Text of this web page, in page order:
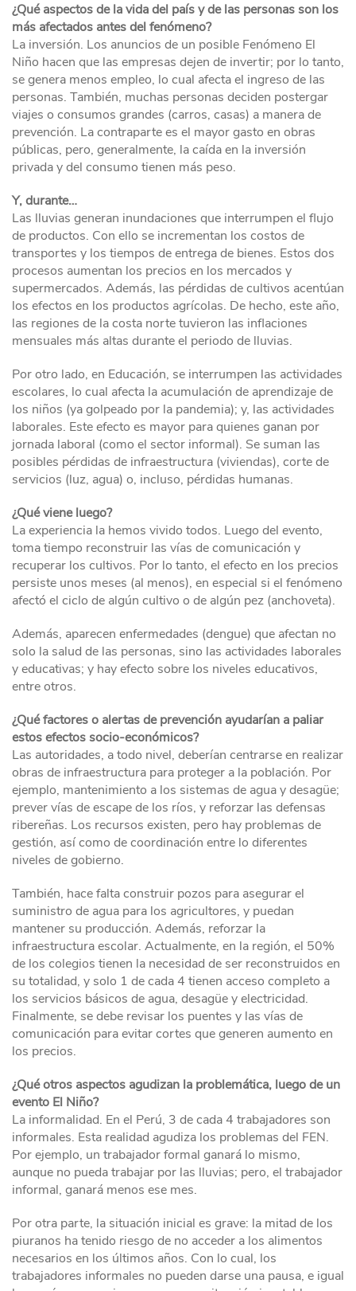
¿Qué aspectos de la vida del país y de las personas son los
más afectados antes del fenómeno?
La inversión. Los anuncios de un posible Fenómeno El
Niño hacen que las empresas dejen de invertir; por lo tanto,
se genera menos empleo, lo cual afecta el ingreso de las
personas. También, muchas personas deciden postergar
viajes o consumos grandes (carros, casas) a manera de
prevención. La contraparte es el mayor gasto en obras
públicas, pero, generalmente, la caída en la inversión
privada y del consumo tienen más peso.
Y, durante…
Las lluvias generan inundaciones que interrumpen el flujo
de productos. Con ello se incrementan los costos de
transportes y los tiempos de entrega de bienes. Estos dos
procesos aumentan los precios en los mercados y
supermercados. Además, las pérdidas de cultivos acentúan
los efectos en los productos agrícolas. De hecho, este año,
las regiones de la costa norte tuvieron las inflaciones
mensuales más altas durante el periodo de lluvias.
Por otro lado, en Educación, se interrumpen las actividades
escolares, lo cual afecta la acumulación de aprendizaje de
los niños (ya golpeado por la pandemia); y, las actividades
laborales. Este efecto es mayor para quienes ganan por
jornada laboral (como el sector informal). Se suman las
posibles pérdidas de infraestructura (viviendas), corte de
servicios (luz, agua) o, incluso, pérdidas humanas.
¿Qué viene luego?
La experiencia la hemos vivido todos. Luego del evento,
toma tiempo reconstruir las vías de comunicación y
recuperar los cultivos. Por lo tanto, el efecto en los precios
persiste unos meses (al menos), en especial si el fenómeno
afectó el ciclo de algún cultivo o de algún pez (anchoveta).
Además, aparecen enfermedades (dengue) que afectan no
solo la salud de las personas, sino las actividades laborales
y educativas; y hay efecto sobre los niveles educativos,
entre otros.
¿Qué factores o alertas de prevención ayudarían a paliar
estos efectos socio-económicos?
Las autoridades, a todo nivel, deberían centrarse en realizar
obras de infraestructura para proteger a la población. Por
ejemplo, mantenimiento a los sistemas de agua y desagüe;
prever vías de escape de los ríos, y reforzar las defensas
ribereñas. Los recursos existen, pero hay problemas de
gestión, así como de coordinación entre lo diferentes
niveles de gobierno.
También, hace falta construir pozos para asegurar el
suministro de agua para los agricultores, y puedan
mantener su producción. Además, reforzar la
infraestructura escolar. Actualmente, en la región, el 50%
de los colegios tienen la necesidad de ser reconstruidos en
su totalidad, y solo 1 de cada 4 tienen acceso completo a
los servicios básicos de agua, desagüe y electricidad.
Finalmente, se debe revisar los puentes y las vías de
comunicación para evitar cortes que generen aumento en
los precios.
¿Qué otros aspectos agudizan la problemática, luego de un
evento El Niño?
La informalidad. En el Perú, 3 de cada 4 trabajadores son
informales. Esta realidad agudiza los problemas del FEN.
Por ejemplo, un trabajador formal ganará lo mismo,
aunque no pueda trabajar por las lluvias; pero, el trabajador
informal, ganará menos ese mes.
Por otra parte, la situación inicial es grave: la mitad de los
piuranos ha tenido riesgo de no acceder a los alimentos
necesarios en los últimos años. Con lo cual, los
trabajadores informales no pueden darse una pausa, e igual